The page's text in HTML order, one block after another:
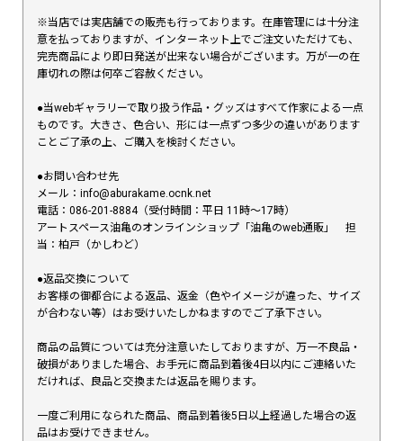
※当店では実店舗での販売も行っております。在庫管理には十分注
意を払っておりますが、インターネット上でご注文いただけても、
完売商品により即日発送が出来ない場合がございます。万が一の在
庫切れの際は何卒ご容赦ください。
●当webギャラリーで取り扱う作品・グッズはすべて作家による一点
ものです。大きさ、色合い、形には一点ずつ多少の違いがあります
ことご了承の上、ご購入を検討ください。
●お問い合わせ先
メール：info@aburakame.ocnk.net
電話：086-201-8884（受付時間：平日 11時〜17時）
アートスペース油亀のオンラインショップ「油亀のweb通販」 担
当：柏戸（かしわど）
●返品交換について
お客様の御都合による返品、返金（色やイメージが違った、サイズ
が合わない等）はお受けいたしかねますのでご了承下さい。
商品の品質については充分注意いたしておりますが、万一不良品・
破損がありました場合、お手元に商品到着後4日以内にご連絡いた
だければ、良品と交換または返品を賜ります。
一度ご利用になられた商品、商品到着後5日以上経過した場合の返
品はお受けできません。